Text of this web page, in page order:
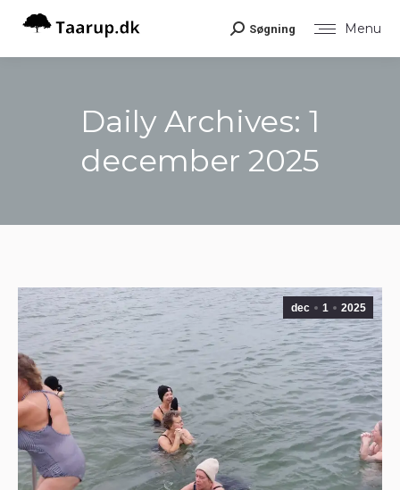
Menu
Search:
Søgning
Daily Archives: 1
december 2025
dec 1 2025